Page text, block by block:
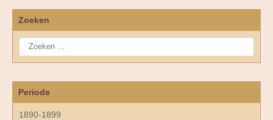
Zoeken
Periode
1890-1899